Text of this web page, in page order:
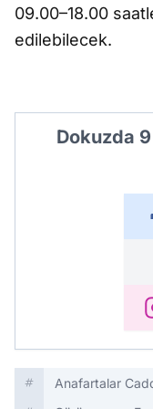
09.00–18.00
edilebilecek.
Dokuzda
Anafartalar